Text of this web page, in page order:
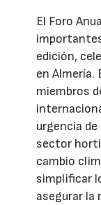
El Foro
edición,
en Almería.
miembros
urgencia
sector
cambio
simplificar
asegurar la